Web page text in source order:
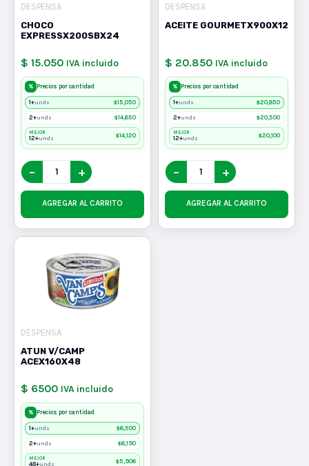
DESPENSA
CHOCO
EXPRESSX200SBX24
$ 15.050 IVA incluido
% Precios por cantidad
1+unds $15,050
2+unds $14,650
MEJOR
12+unds $14,120
− +
AGREGAR AL CARRITO
DESPENSA
ACEITE GOURMETX900X12
$ 20.850 IVA incluido
% Precios por cantidad
1+unds $20,850
2+unds $20,500
MEJOR
12+unds $20,100
− +
AGREGAR AL CARRITO
DESPENSA
ATUN V/CAMP
ACEX160X48
$ 6500 IVA incluido
% Precios por cantidad
1+unds $6,500
2+unds $6,190
MEJOR
48+unds $5,906